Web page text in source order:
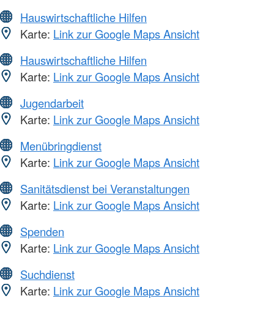
Hauswirtschaftliche Hilfen
Karte: Link zur Google Maps Ansicht
Hauswirtschaftliche Hilfen
Karte: Link zur Google Maps Ansicht
Jugendarbeit
Karte: Link zur Google Maps Ansicht
Menübringdienst
Karte: Link zur Google Maps Ansicht
Sanitätsdienst bei Veranstaltungen
Karte: Link zur Google Maps Ansicht
Spenden
Karte: Link zur Google Maps Ansicht
Suchdienst
Karte: Link zur Google Maps Ansicht